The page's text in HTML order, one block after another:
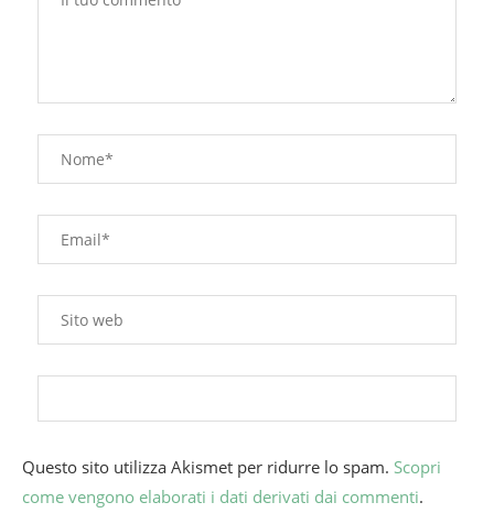
Questo sito utilizza Akismet per ridurre lo spam. Scopri
come vengono elaborati i dati derivati dai commenti.